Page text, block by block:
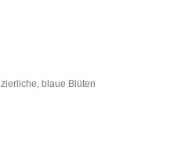
blaue Blüten